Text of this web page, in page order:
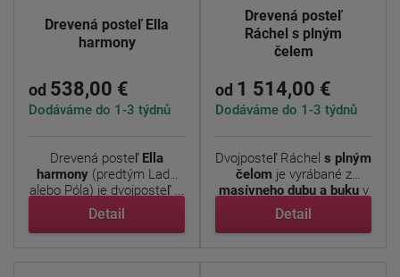
Drevená posteľ Ella
harmony
od 538,00 €
Dodáváme do 1-3 týdnů
Drevená posteľ Ella
harmony (predtým Lada
alebo Póla) je dvojposteľ ...
Detail
Drevená posteľ
Ráchel s plným
čelem
od 1 514,00 €
Dodáváme do 1-3 týdnů
Dvojposteľ Ráchel s plným
čelom je vyrábané z
masívneho dubu a bukuv
...
Detail